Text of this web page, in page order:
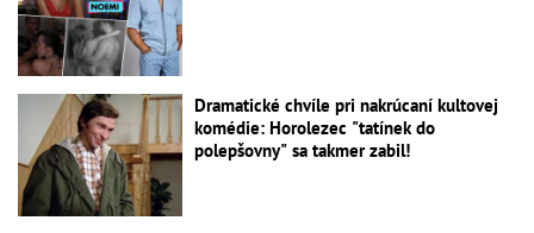
Dramatické chvíle pri nakrúcaní kultovej
komédie: Horolezec "tatínek do
polepšovny" sa takmer zabil!